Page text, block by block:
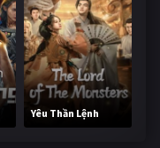
Yêu Thần Lệnh